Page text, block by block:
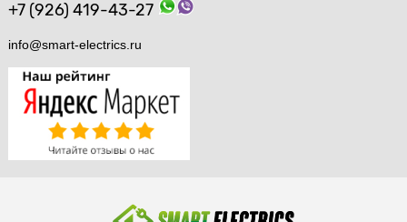
+7 (926) 419-43-27
info@smart-electrics.ru